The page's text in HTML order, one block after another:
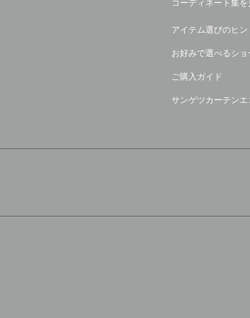
コーディネート集を
アイテム選びのヒン
お好みで選べるシ
ご購入ガイド
サンゲツカーテンエ